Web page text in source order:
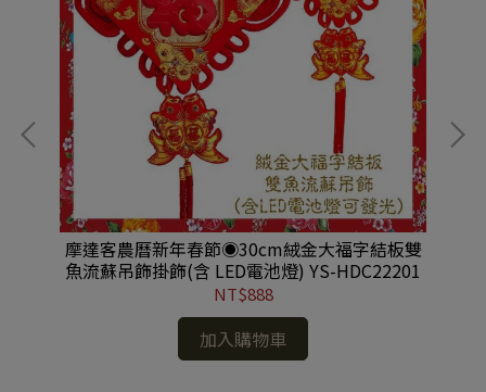
摩達客農曆新年春節◉30cm絨金大福字結板雙
魚流蘇吊飾掛飾(含 LED電池燈) YS-HDC22201
NT$888
加入購物車